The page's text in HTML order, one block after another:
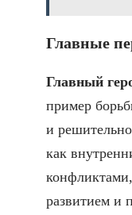
Главные
Главный
пример
и
как
развитием и